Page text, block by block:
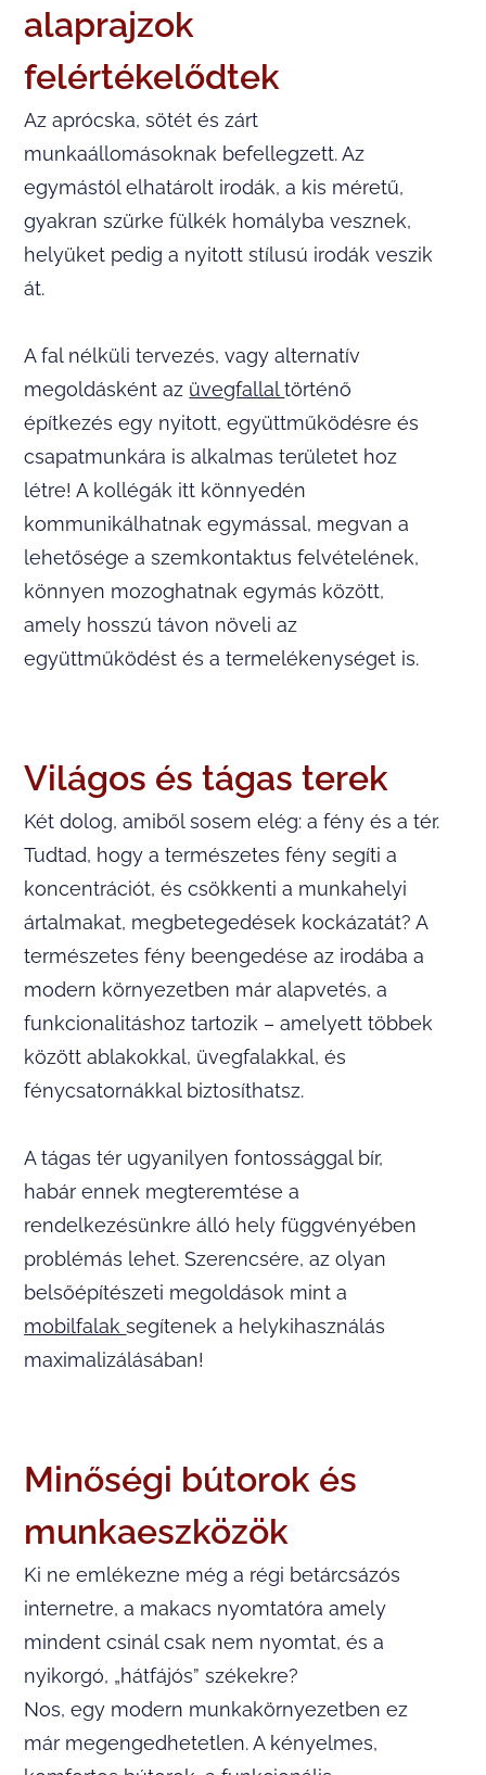
alaprajzok
felértékelődtek
Az aprócska, sötét és zárt
munkaállomásoknak befellegzett. Az
egymástól elhatárolt irodák, a kis méretű,
gyakran szürke fülkék homályba vesznek,
helyüket pedig a nyitott stílusú irodák veszik
át.
A fal nélküli tervezés, vagy alternatív
megoldásként az üvegfallaltörténő
építkezés egy nyitott, együttműködésre és
csapatmunkára is alkalmas területet hoz
létre! A kollégák itt könnyedén
kommunikálhatnak egymással, megvan a
lehetősége a szemkontaktus felvételének,
könnyen mozoghatnak egymás között,
amely hosszú távon növeli az
együttműködést és a termelékenységet is.
Világos és tágas terek
Két dolog, amiből sosem elég: a fény és a tér.
Tudtad, hogy a természetes fény segíti a
koncentrációt, és csökkenti a munkahelyi
ártalmakat, megbetegedések kockázatát? A
természetes fény beengedése az irodába a
modern környezetben már alapvetés, a
funkcionalitáshoz tartozik – amelyett többek
között ablakokkal, üvegfalakkal, és
fénycsatornákkal biztosíthatsz.
A tágas tér ugyanilyen fontossággal bír,
habár ennek megteremtése a
rendelkezésünkre álló hely függvényében
problémás lehet. Szerencsére, az olyan
belsőépítészeti megoldások mint a
mobilfalaksegítenek a helykihasználás
maximalizálásában!
Minőségi bútorok és
munkaeszközök
Ki ne emlékezne még a régi betárcsázós
internetre, a makacs nyomtatóra amely
mindent csinál csak nem nyomtat, és a
nyikorgó, „hátfájós” székekre?
Nos, egy modern munkakörnyezetben ez
már megengedhetetlen. A kényelmes,